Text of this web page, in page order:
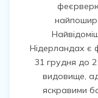
Нідерландах є
31 грудня до
видовище,
яскравими